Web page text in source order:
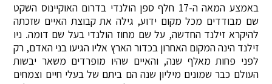
באמצע המאה ה-17 חלף ספן הולנדי בדרום האוקיינוס השקט
שם מבודדים מכל מקום ידוע, גילה את קבוצת האיים שזכתה
להיקרא זילנד החדשה, על שם מחוז הולנדי בעל שם דומה. ניו
זילנד הינה המקום האחרון בכדור הארץ אליו הגיעו בני האדם, רק
לפני פחות מאלף שנה, והאיים שהיו מופרדים משאר יבשות
העולם כבר שמונים מיליון שנה הם ביתם של בעלי חיים וצמחים